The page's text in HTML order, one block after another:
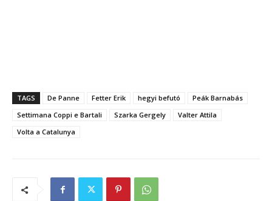
TAGS De Panne Fetter Erik hegyi befutó
Peák Barnabás
Settimana Coppi e Bartali
Szarka Gergely
Valter Attila
Volta a Catalunya